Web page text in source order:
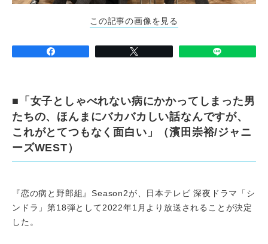
この記事の画像を見る
■「女子としゃべれない病にかかってしまった男
たちの、ほんまにバカバカしい話なんですが、
これがとてつもなく面白い」（濱田崇裕/ジャニ
ーズWEST）
『恋の病と野郎組』Season2が、日本テレビ 深夜ドラマ「シ
ンドラ」第18弾として2022年1月より放送されることが決定
した。